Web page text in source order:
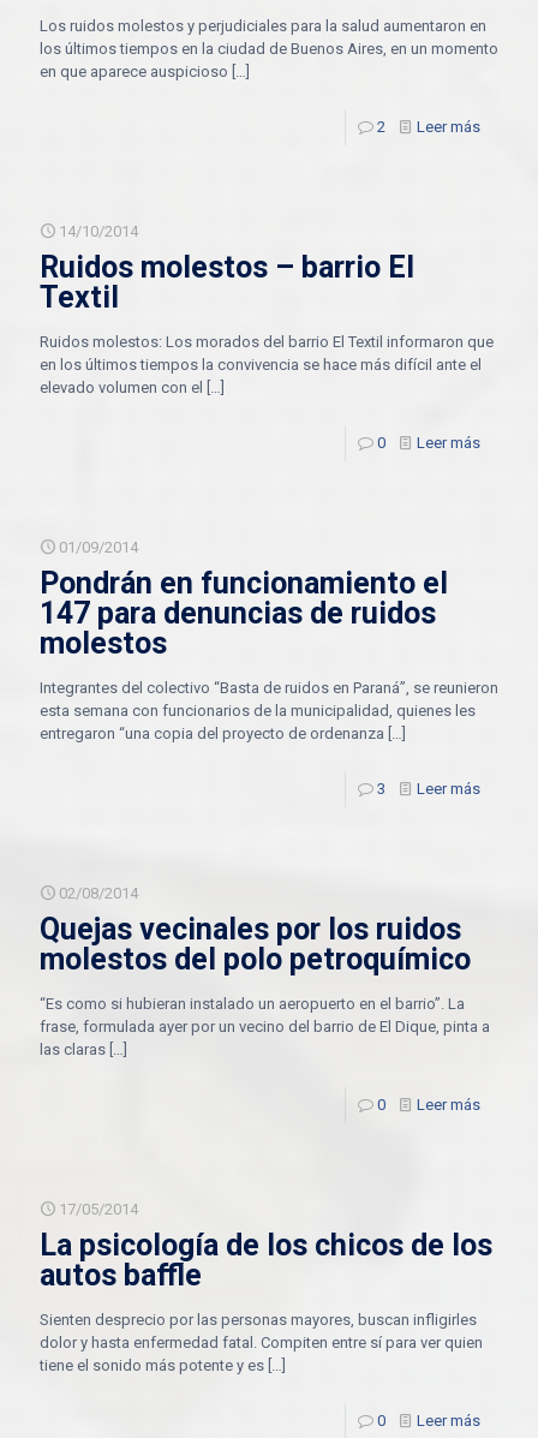
Los ruidos molestos y perjudiciales para la salud aumentaron en
los últimos tiempos en la ciudad de Buenos Aires, en un momento
en que aparece auspicioso […]
2 Leer más
14/10/2014
Ruidos molestos – barrio El
Textil
Ruidos molestos: Los morados del barrio El Textil informaron que
en los últimos tiempos la convivencia se hace más difícil ante el
elevado volumen con el
[…]
0 Leer más
01/09/2014
Pondrán en funcionamiento el
147 para denuncias de ruidos
molestos
Integrantes del colectivo “Basta de ruidos en Paraná”, se reunieron
esta semana con funcionarios de la municipalidad, quienes les
entregaron “una copia del proyecto de ordenanza […]
3 Leer más
02/08/2014
Quejas vecinales por los ruidos
molestos del polo petroquímico
“Es como si hubieran instalado un aeropuerto en el barrio”. La
frase, formulada ayer por un vecino del barrio de El Dique, pinta a
las claras […]
0 Leer más
17/05/2014
La psicología de los chicos de los
autos baffle
Sienten desprecio por las personas mayores, buscan infligirles
dolor y hasta enfermedad fatal. Compiten entre sí para ver quien
tiene el sonido más potente y es […]
0 Leer más